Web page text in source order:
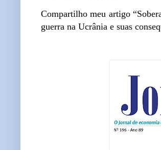
Compartilho meu artigo
guerra na Ucrânia e suas